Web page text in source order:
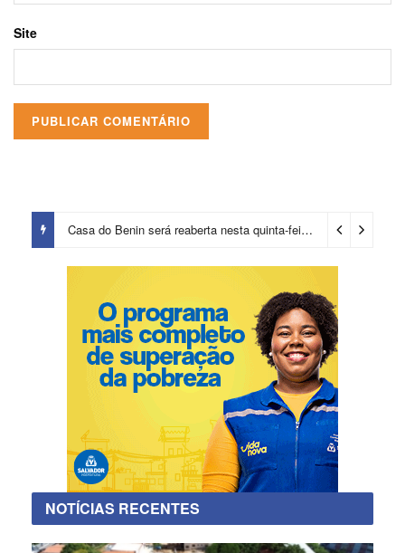
Site
Casa do Benin será reaberta nesta quinta-feira (6) 3 dias ago
NOTÍCIAS RECENTES